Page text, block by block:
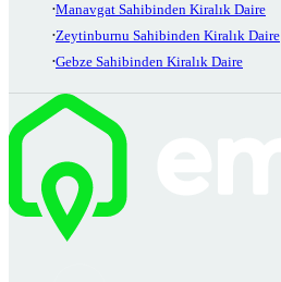
Manavgat Sahibinden Kiralık Daire
Zeytinburnu Sahibinden Kiralık Daire
Gebze Sahibinden Kiralık Daire